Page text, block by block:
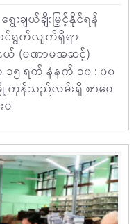
းချယ်ချီးမြှင့်နိုင်ရန်
ာင်ရွက်လျက်ရှိရာ
ယ် (ပဏာမအဆင့်)
၁၅ ရက် နံနက် ၁၀ : ၀၀
ကုန်သည်လမ်းရှိ စာပေ
ပ